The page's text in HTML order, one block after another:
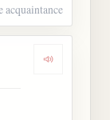
acquaintance
Dengarkan